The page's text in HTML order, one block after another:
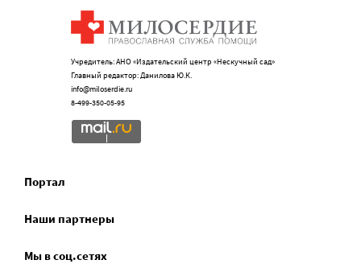
Учредитель: АНО «Издательский центр «Нескучный сад»
Главный редактор: Данилова Ю.К.
info@miloserdie.ru
8-499-350-05-95
Портал
Наши партнеры
Мы в соц.сетях